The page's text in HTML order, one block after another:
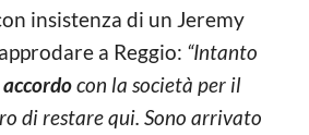
insistenza di un Jeremy
a Reggio: “Intanto
con la società per il
di restare qui. Sono arrivato